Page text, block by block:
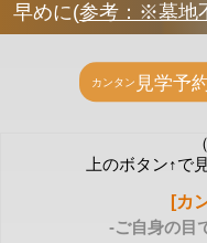
早めに(参考：※墓地
上のボタン↑で
[カ
-ご自身の目